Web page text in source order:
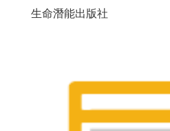
生命潛能出版社